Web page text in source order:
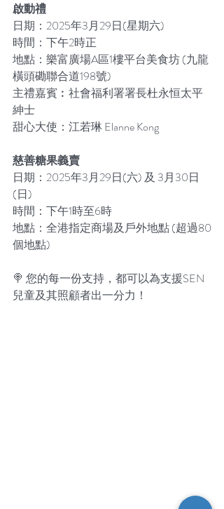
啟動禮
日期：2025年3月29日(星期六)
時間：下午2時正
地點：樂富廣場A區1樓平台美食坊 (九龍
橫頭磡聯合道198號)
主禮嘉賓︰社會福利署署長杜永恒太平
紳士
甜心大使：江若琳 Elanne Kong
慈善糖果義賣
日期：2025年3月29日(六) 及 3月30日
(日)
時間：下午1時至6時
地點：全港指定商場及戶外地點 (超過80
個地點)
🍭 您的每一份支持，都可以為支援SEN
兒童及其照顧者出一分力！